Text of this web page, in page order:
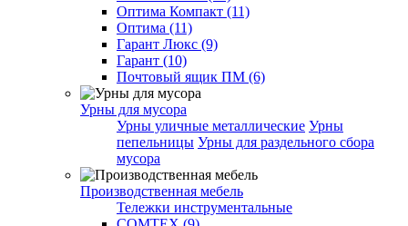
Оптима Компакт (11)
Оптима (11)
Гарант Люкс (9)
Гарант (10)
Почтовый ящик ПМ (6)
Урны для мусора
Урны уличные металлические Урны
пепельницы Урны для раздельного сбора
мусора
Производственная мебель
Тележки инструментальные